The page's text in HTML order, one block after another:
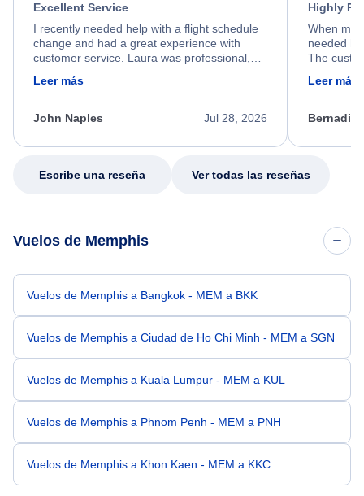
Excellent Service
I recently needed help with a flight schedule
change and had a great experience with
customer service. Laura was professional,
friendly, and very helpful throughout the
process. She quickly found a solution and
appreciate her excellent service.
Leer más
Jul 28, 2026
John Naples
Highly
When my
needed
The
calm,
my issue.
Leer más
Escribe una reseña Ver todas las reseñas
Vuelos de Memphis
Vuelos de Memphis a Bangkok - MEM a BKK
Vuelos de Memphis a Ciudad de Ho Chi Minh - MEM a SGN
Vuelos de Memphis a Kuala Lumpur - MEM a KUL
Vuelos de Memphis a Phnom Penh - MEM a PNH
Vuelos de Memphis a Khon Kaen - MEM a KKC